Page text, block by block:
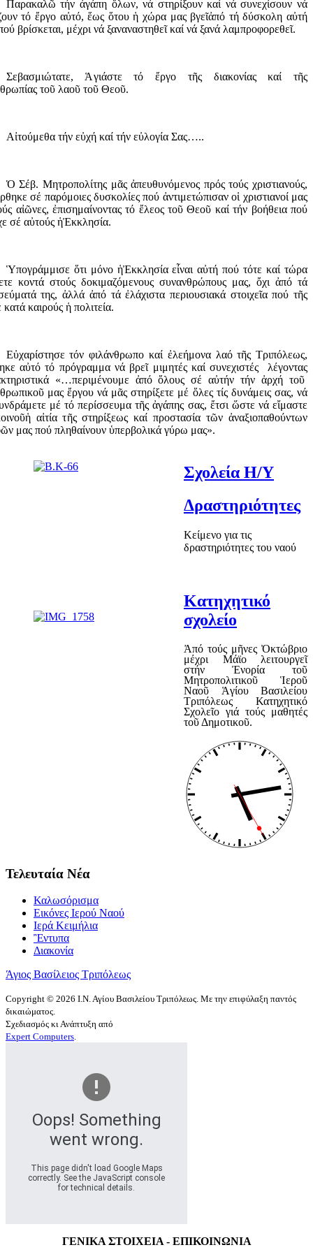
Παρακαλῶ τήν ἀγάπη ὅλων, νά στηρίξουν καί νά συνεχίσουν νά
τό ἔργο αὐτό,ἕως ὅτουἡ χώρα μας βγεῖἀπό τή δύσκολη αὐτή
βρίσκεται, μέχρι νά ξαναναστηθεῖκαί νά ξανά λαμπροφορεθεῖ.
Σεβασμιώτατε, Ἁγιάστετό ἔργο τῆς διακονίας καί τῆς
τοῦλαοῦτοῦΘεοῦ.
Αἰτούμεθα τήν εὐχή καί τήν εὐλογία Σας…..
Ὁ Σέβ. Μητροπολίτης μᾶςἀπευθυνόμενος πρός τούς χριστιανούς,
σέ παρόμοιες δυσκολίες πού ἀντιμετώπισαν οἱχριστιανοί μας
αἰῶνες, ἐπισημαίνοντας τό ἔλεος τοῦ Θεοῦ καί τήν βοήθεια πού
σέ αὐτούς ἡἘκκλησία.
Ὑπογράμμισε ὅτι μόνο ἡἘκκλησία εἶναι αὐτή πού τότε καί τώρα
κοντά στούς δοκιμαζόμενους συνανθρώπους μας, ὄχι ἀπό τά
της,ἀλλά ἀπό τάἐλάχιστα περιουσιακά στοιχεῖα πού τῆς
καιρούς ἡπολιτεία.
Εὐχαρίστησε τόν φιλάνθρωπο καί ἐλεήμονα λαό τῆς Τριπόλεως,
αὐτό τό πρόγραμμα νά βρεῖμιμητές καί συνεχιστές λέγοντας
«…περιμένουμε ἀπόὅλους σέ αὐτήν τήνἀρχή τοῦ
ῦ μας ἔργου νά μᾶς στηρίξετε μέ ὅλες τίς δυνάμεις σας, νά
μέ τό περίσσευμα τῆςἀγάπης σας, ἔτσι ὥστε νά εἴμαστε
ῦἡαἰτία τῆς στηρίξεως καί προστασία τῶνἀναξιοπαθούντων
ῶν μας πού πληθαίνουν ὑπερβολικά γύρω μας».
Σχολεία Η/Υ
Δραστηριότητες
Κείμενο για τις
δραστηριότητες του ναού
Κατηχητικό
σχολείο
Ἀπό τούς μῆνες Ὀκτώβριο
μέχρι Μάϊο λειτουργεῖ
στήν Ἐνορία τοῦ
Μητροπολιτικοῦ Ἱεροῦ
Ναοῦ Ἁγίου Βασιλείου
Τριπόλεως Κατηχητικό
Σχολεῖο γιά τούς μαθητές
τοῦ Δημοτικοῦ.
Τελευταία Νέα
Καλωσόρισμα
Εικόνες Ιερού Ναού
Ιερά Κειμήλια
Ἒντυπα
Διακονία
Άγιος Βασίλειος Τριπόλεως
Copyright © 2026 Ι.Ν. Αγίου Βασιλείου Τριπόλεως. Με την επιφύλαξη παντός
δικαιώματος.
Σχεδιασμός κι Ανάπτυξη από
Expert Computers.
Oops! Something
went wrong.
This page didn't load Google Maps
correctly. See the JavaScript console
for technical details.
ΓΕΝΙΚΑ ΣΤΟΙΧΕΙΑ - ΕΠΙΚΟΙΝΩΝΙΑ